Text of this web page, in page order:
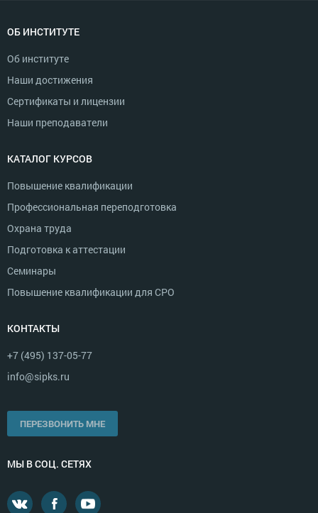
ОБ ИНСТИТУТЕ
Об институте
Наши достижения
Сертификаты и лицензии
Наши преподаватели
КАТАЛОГ КУРСОВ
Повышение квалификации
Профессиональная переподготовка
Охрана труда
Подготовка к аттестации
Семинары
Повышение квалификации для СРО
КОНТАКТЫ
+7 (495) 137-05-77
info@sipks.ru
ПЕРЕЗВОНИТЬ МНЕ
МЫ В СОЦ. СЕТЯХ